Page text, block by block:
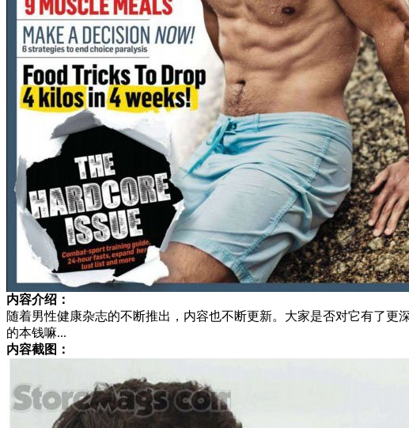
内容介绍：
随着男性健康杂志的不断推出，内容也不断更新。大家是否对它有了
的本钱嘛...
内容截图：